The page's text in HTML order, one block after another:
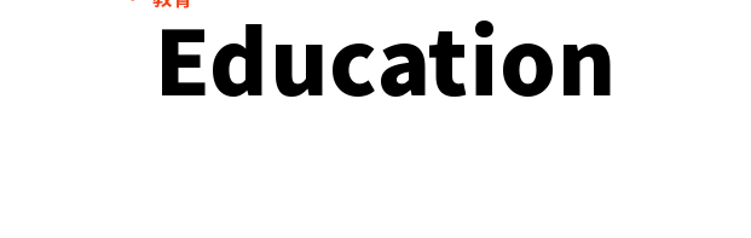
Education